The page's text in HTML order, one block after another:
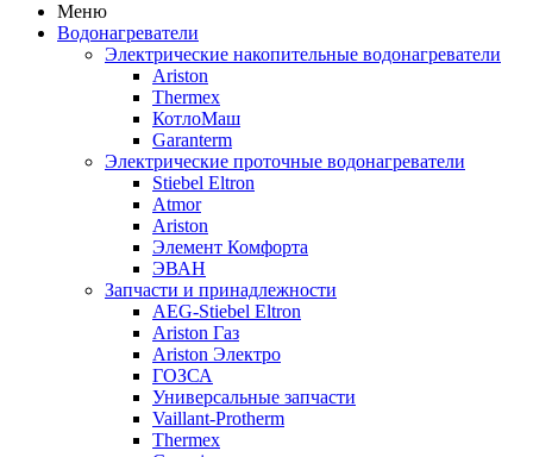
Меню
Водонагреватели
Электрические накопительные водонагреватели
Ariston
Thermex
КотлоМаш
Garanterm
Электрические проточные водонагреватели
Stiebel Eltron
Atmor
Ariston
Элемент Комфорта
ЭВАН
Запчасти и принадлежности
AEG-Stiebel Eltron
Ariston Газ
Ariston Электро
ГОЗСА
Универсальные запчасти
Vaillant-Protherm
Thermex